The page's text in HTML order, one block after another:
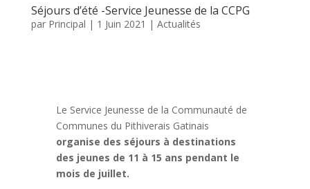
Séjours d’été -Service Jeunesse de la CCPG
par Principal | 1 Juin 2021 | Actualités
Le Service Jeunesse de la Communauté de
Communes du Pithiverais Gatinais
organise des séjours à destinations
des jeunes de 11 à 15 ans pendant le
mois de juillet.